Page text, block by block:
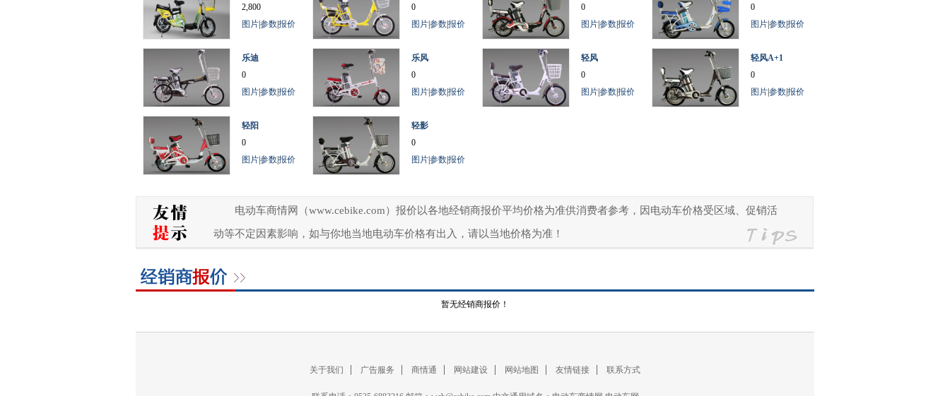
2,800
图片参数报价
0
图片参数报价
0
图片参数报价
0
图片参数报价
乐迪
0
图片参数报价
乐风
0
图片参数报价
轻风
0
图片参数报价
轻风A+1
0
图片参数报价
轻阳
0
图片参数报价
轻影
0
图片参数报价
电动车商情网（www.cebike.com）报价以各地经销商报价平均价格为准供消费者参考，因电动车价格受区域、促销活
动等不定因素影响，如与你地当地电动车价格有出入，请以当地价格为准！
暂无经销商报价！
关于我们 广告服务 商情通 网站建设 网站地图 友情链接 联系方式